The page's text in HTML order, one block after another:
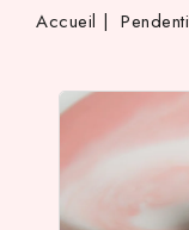
Accueil